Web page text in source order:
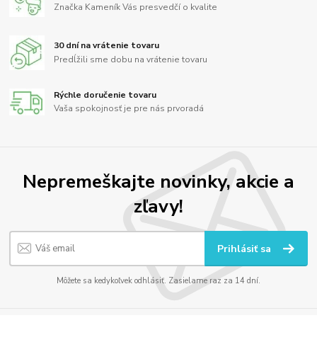
Značka Kameník Vás presvedčí o kvalite
30 dní na vrátenie tovaru
Predĺžili sme dobu na vrátenie tovaru
Rýchle doručenie tovaru
Vaša spokojnosť je pre nás prvoradá
Nepremeškajte novinky, akcie a
zľavy!
Prihlásiť sa
Môžete sa kedykoľvek odhlásiť. Zasielame raz za 14 dní.